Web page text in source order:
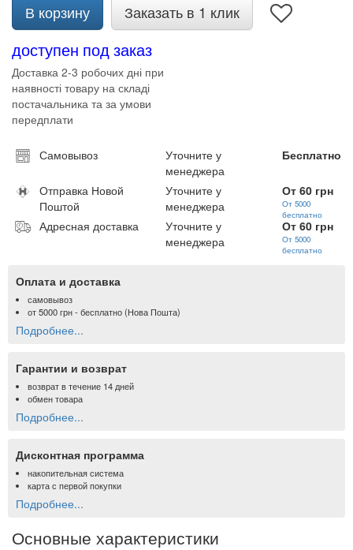
В корзину Заказать в 1 клик
доступен под заказ
Доставка 2-3 робочих дні при
наявності товару на складі
постачальника та за умови
передплати
Самовывоз
Уточните у
менеджера
Бесплатно
Отправка Новой
Поштой
Уточните у
менеджера
От 60 грн
От 5000
бесплатно
Адресная доставка
Уточните у
менеджера
От 60 грн
От 5000
бесплатно
Оплата и доставка
самовывоз
от5000 грн- бесплатно (Нова Пошта)
Подробнее...
Гарантии и возврат
возврат в течение 14 дней
обмен товара
Подробнее...
Дисконтная программа
накопительная система
карта с первой покупки
Подробнее...
Основные характеристики